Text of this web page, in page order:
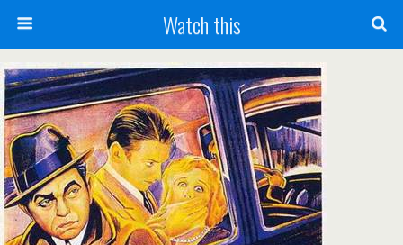
Watch this